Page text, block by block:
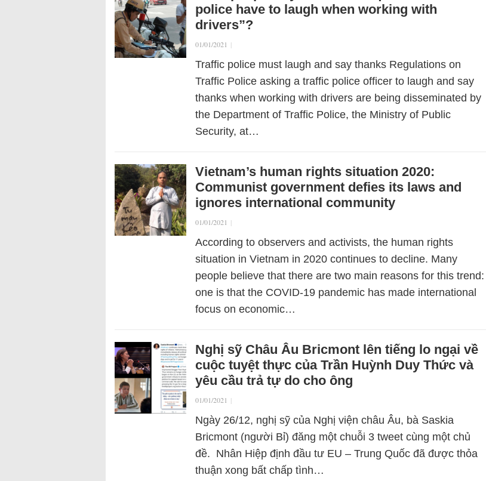
police have to laugh when working with
drivers”?
01/01/2021 |
Traffic police must laugh and say thanks Regulations on
Traffic Police asking a traffic police officer to laugh and say
thanks when working with drivers are being disseminated by
the Department of Traffic Police, the Ministry of Public
Security, at…
Vietnam’s human rights situation 2020:
Communist government defies its laws and
ignores international community
01/01/2021 |
According to observers and activists, the human rights
situation in Vietnam in 2020 continues to decline. Many
people believe that there are two main reasons for this trend:
one is that the COVID-19 pandemic has made international
focus on economic…
Nghị sỹ Châu Âu Bricmont lên tiếng lo ngại về
cuộc tuyệt thực của Trần Huỳnh Duy Thức và
yêu cầu trả tự do cho ông
01/01/2021 |
Ngày 26/12, nghị sỹ của Nghị viện châu Âu, bà Saskia
Bricmont (người Bỉ) đăng một chuỗi 3 tweet cùng một chủ
đề. Nhân Hiệp định đầu tư EU – Trung Quốc đã được thỏa
thuận xong bất chấp tình…